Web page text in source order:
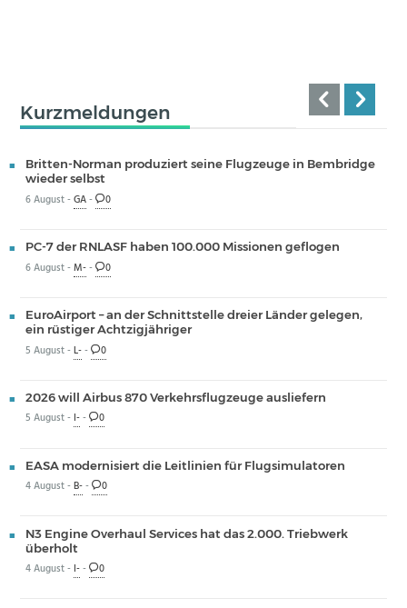
Kurzmeldungen
Britten-Norman produziert seine Flugzeuge in Bembridge
wieder selbst
6 August -GA- 0
PC-7 der RNLASF haben 100.000 Missionen geflogen
6 August -M-- 0
EuroAirport – an der Schnittstelle dreier Länder gelegen,
ein rüstiger Achtzigjähriger
5 August -L-- 0
2026 will Airbus 870 Verkehrsflugzeuge ausliefern
5 August - I-- 0
EASA modernisiert die Leitlinien für Flugsimulatoren
4 August -B-- 0
N3 Engine Overhaul Services hat das 2.000. Triebwerk
überholt
4 August - I-- 0